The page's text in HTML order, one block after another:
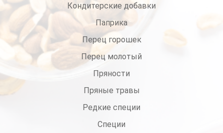
Кондитерские добавки
Паприка
Перец горошек
Перец молотый
Пряности
Пряные травы
Редкие специи
Специи